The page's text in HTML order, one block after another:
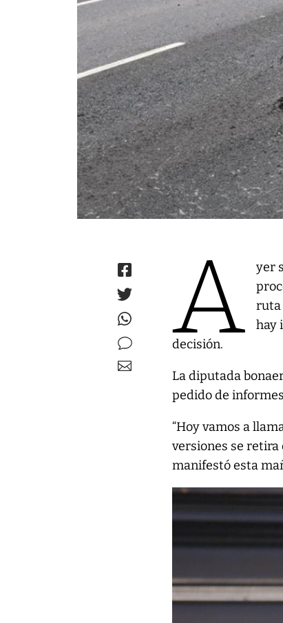
A
yer
ruta
hay
decisión.
La diputada
pedido de
“Hoy vamos a
versiones se retira
manifestó esta